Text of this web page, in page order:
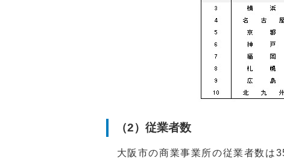
（2）従業者数
大阪市の商業事業所の従業者数は